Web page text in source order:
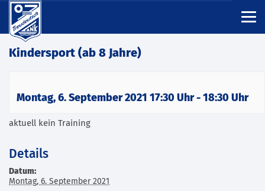
Kindersport (ab 8 Jahre)
Montag, 6. September 2021 17:30 Uhr- 18:30 Uhr
aktuell kein Training
Details
Datum:
Montag, 6. September 2021